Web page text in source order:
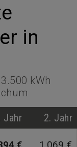
in
kWh
Jahr
2. Jahr
€ 1.069 €